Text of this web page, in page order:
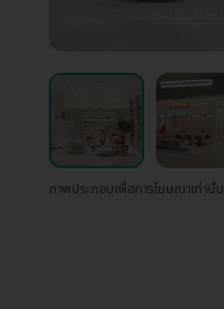
ภาพประกอบเพื่อการโฆษณาเท่านั้น